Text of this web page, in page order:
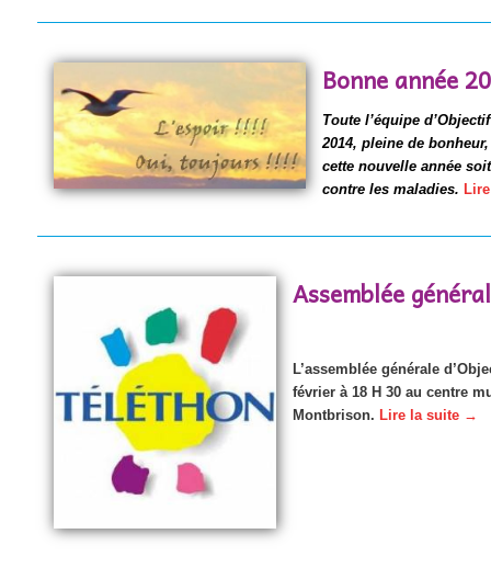
Bonne année
Toute l’équipe
2014, pleine de
cette nouvelle année
contre les maladies.
Assemblée
L’assemblée générale
février à 18 H 30 au centre
Montbrison.Lire la suite →